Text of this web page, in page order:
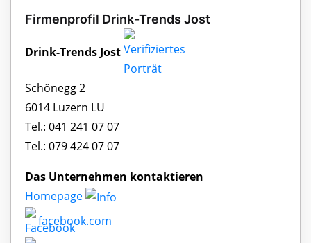
Firmenprofil Drink-Trends Jost
Drink-Trends Jost
Schönegg 2
6014 Luzern LU
Tel.: 041 241 07 07
Tel.: 079 424 07 07
Das Unternehmen kontaktieren
Homepage
facebook.com